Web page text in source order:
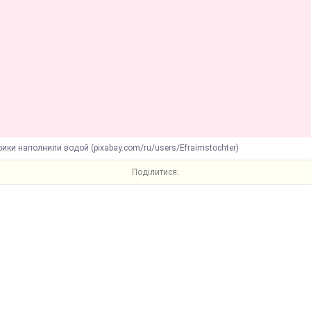
наполнили водой (pixabay.com/ru/users/Efraimstochter)
Поділитися: